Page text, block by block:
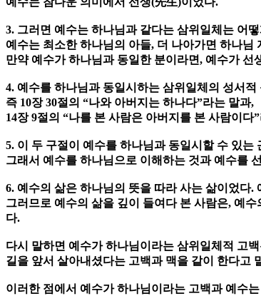
3. 그러면 예수는 하나님과 같다는 삼위일체는 어
예수는 최소한 하나님의 아들, 더 나아가면 하나님
만약 예수가 하나님과 동일한 분이라면, 예수가 선
4. 예수를 하나님과 동일시하는 삼위일체의 성서
즉 10장 30절의 “나와 아버지는 하나다”라는 말과,
14장 9절의 “나를 본 사람은 아버지를 본 사람이다
5. 이 두 구절이 예수를 하나님과 동일시할 수 있
그래서 예수를 하나님으로 이해하는 것과 예수를
6. 예수의 삶은 하나님의 뜻을 따라 사는 삶이었다
그러므로 예수의 삶을 깊이 들여다 본 사람은, 예
다.
다시 말하면 예수가 하나님이라는 삼위일체적 고
길을 앞서 살아내셨다는 고백과 맥을 같이 한다고
이러한 점에서 예수가 하나님이라는 고백과 예수